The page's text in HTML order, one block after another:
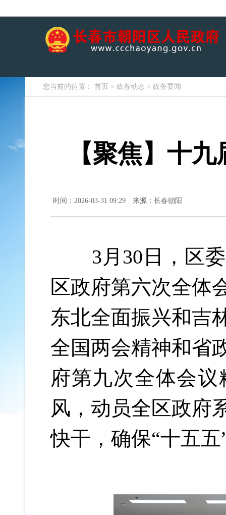
您当前的位置： 首页 > 政务动态 > 政务要闻
【聚焦】十
时间：2026-03-31 09:29 来源：长春朝阳
3月30日，区委
区政府第六次全体
东北全面振兴和吉
全国两会精神和省
府第九次全体会
风，动员全区政府
快干，确保“十五